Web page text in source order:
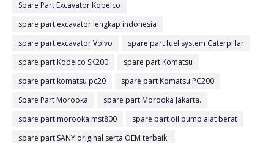
Spare Part Excavator Kobelco
spare part excavator lengkap indonesia
spare part excavator Volvo
spare part fuel system Caterpillar
spare part Kobelco SK200
spare part Komatsu
spare part komatsu pc20
spare part Komatsu PC200
Spare Part Morooka
spare part Morooka Jakarta.
spare part morooka mst800
spare part oil pump alat berat
spare part SANY original serta OEM terbaik.